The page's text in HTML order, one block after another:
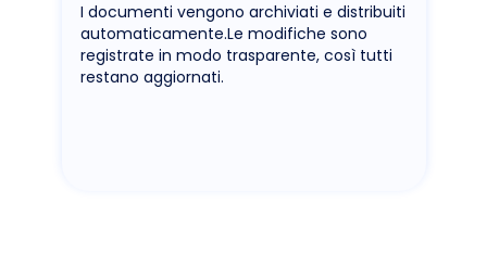
I documenti vengono archiviati e distribuiti
automaticamente.Le modifiche sono
registrate in modo trasparente, così tutti
restano aggiornati.